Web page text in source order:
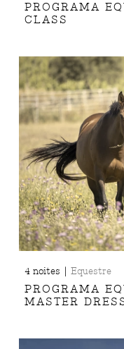
PROGRAMA
CLASS
4 noites |Equestre
PROGRAMA
MASTER